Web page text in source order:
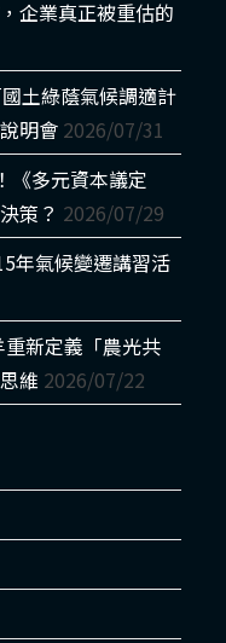
企業真正被重估的
土綠蔭氣候調適計
明會 2026/07/31
《多元資本議定
策？ 2026/07/29
年氣候變遷講習活
重新定義「農光共
維 2026/07/22